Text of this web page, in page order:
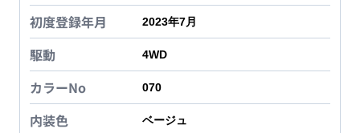
初度登録年月 2023年7月
駆動 4WD
カラーNo 070
内装色 ベージュ